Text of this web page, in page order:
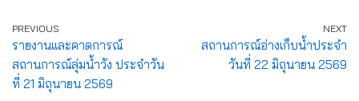
PREVIOUS
รายงานและคาดการณ์
สถานการณ์ลุ่มน้ำวัง ประจำวัน
ที่ 21 มิถุนายน 2569
NEXT
สถานการณ์อ่างเก็บน้ำประจำ
วันที่ 22 มิถุนายน 2569